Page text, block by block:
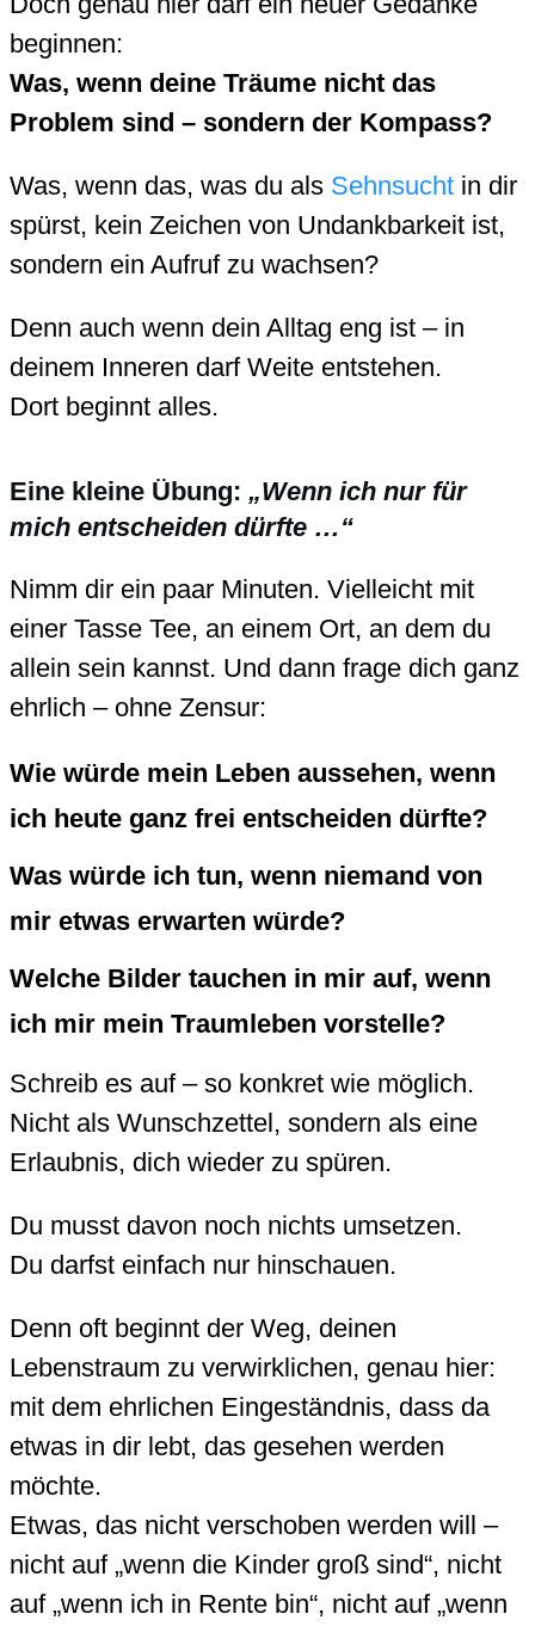
beginnen:
Was, wenn deine Träume nicht das
Problem sind – sondern der Kompass?
Was, wenn das, was du als Sehnsucht in dir
spürst, kein Zeichen von Undankbarkeit ist,
sondern ein Aufruf zu wachsen?
Denn auch wenn dein Alltag eng ist – in
deinem Inneren darf Weite entstehen.
Dort beginnt alles.
Eine kleine Übung: „Wenn ich nur für
mich entscheiden dürfte …“
Nimm dir ein paar Minuten. Vielleicht mit
einer Tasse Tee, an einem Ort, an dem du
allein sein kannst. Und dann frage dich ganz
ehrlich – ohne Zensur:
Wie würde mein Leben aussehen, wenn
ich heute ganz frei entscheiden dürfte?
Was würde ich tun, wenn niemand von
mir etwas erwarten würde?
Welche Bilder tauchen in mir auf, wenn
ich mir mein Traumleben vorstelle?
Schreib es auf – so konkret wie möglich.
Nicht als Wunschzettel, sondern als eine
Erlaubnis, dich wieder zu spüren.
Du musst davon noch nichts umsetzen.
Du darfst einfach nur hinschauen.
Denn oft beginnt der Weg, deinen
Lebenstraum zu verwirklichen, genau hier:
mit dem ehrlichen Eingeständnis, dass da
etwas in dir lebt, das gesehen werden
möchte.
Etwas, das nicht verschoben werden will –
nicht auf „wenn die Kinder groß sind“, nicht
auf „wenn ich in Rente bin“, nicht auf „wenn